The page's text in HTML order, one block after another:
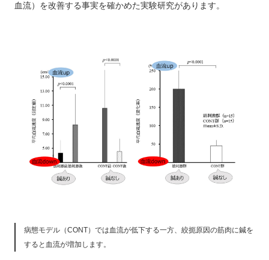
血流）を改善する事実を確かめた実験研究があります。
病態モデル（CONT）では血流が低下する一方、絞扼原因の筋肉に鍼を
すると血流が増加します。